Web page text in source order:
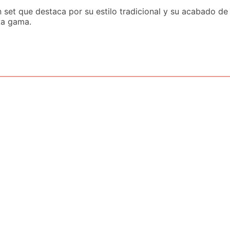
set que destaca por su estilo tradicional y su acabado de
gama.